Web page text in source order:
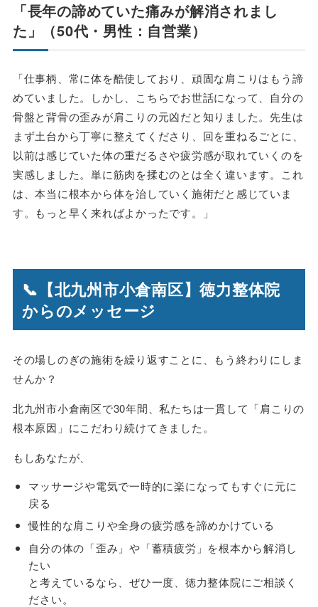
「長年の諦めていた痛みが解消されまし
た」（50代・男性：自営業）
「仕事柄、常に体を酷使しており、頑固な肩こりはもう諦
めていました。しかし、こちらでお世話になって、自分の
骨盤と背骨の歪みが肩こりの元凶だと知りました。先生は
まず土台から丁寧に整えてくださり、回を重ねるごとに、
以前は感じていた体の重だるさや疲労感が取れていくのを
実感しました。単に筋肉を揉むのとは全く違います。これ
は、本当に根本から体を治していく施術だと感じていま
す。もっと早く来ればよかったです。」
📞【北九州市小倉南区】徳力整体院
からのメッセージ
その場しのぎの施術を繰り返すことに、もう終わりにしま
せんか？
北九州市小倉南区で30年間、私たちは一貫して「肩こりの
根本原因」にこだわり続けてきました。
もしあなたが、
マッサージや電気で一時的に楽になってもすぐに元に
戻る
慢性的な肩こりや全身の疲労感を諦めかけている
自分の体の「歪み」や「蓄積疲労」を根本から解消し
たい
と考えているなら、ぜひ一度、徳力整体院にご相談く
ださい。